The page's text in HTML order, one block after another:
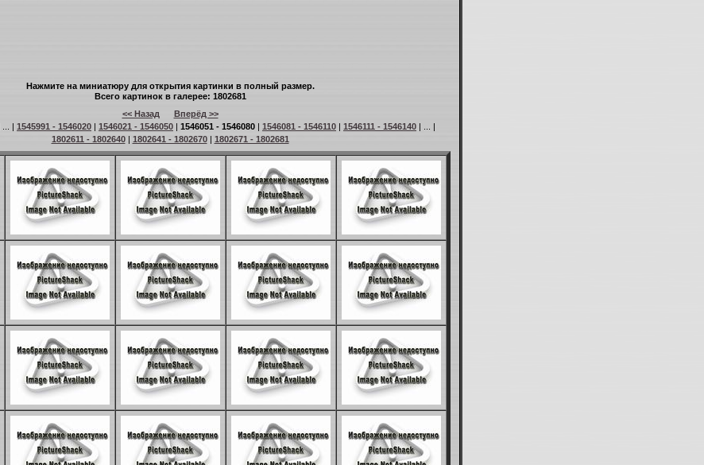
Нажмите на миниатюру для открытия картинки в полный размер.
Всего картинок в галерее: 1802681
<< Назад
Вперёд >>
... | 1545991 - 1546020 | 1546021 - 1546050 | 1546051 - 1546080 | 1546081 - 1546110 | 1546111 - 1546140 | ... |
1802611 - 1802640| 1802641 - 1802670| 1802671 - 1802681